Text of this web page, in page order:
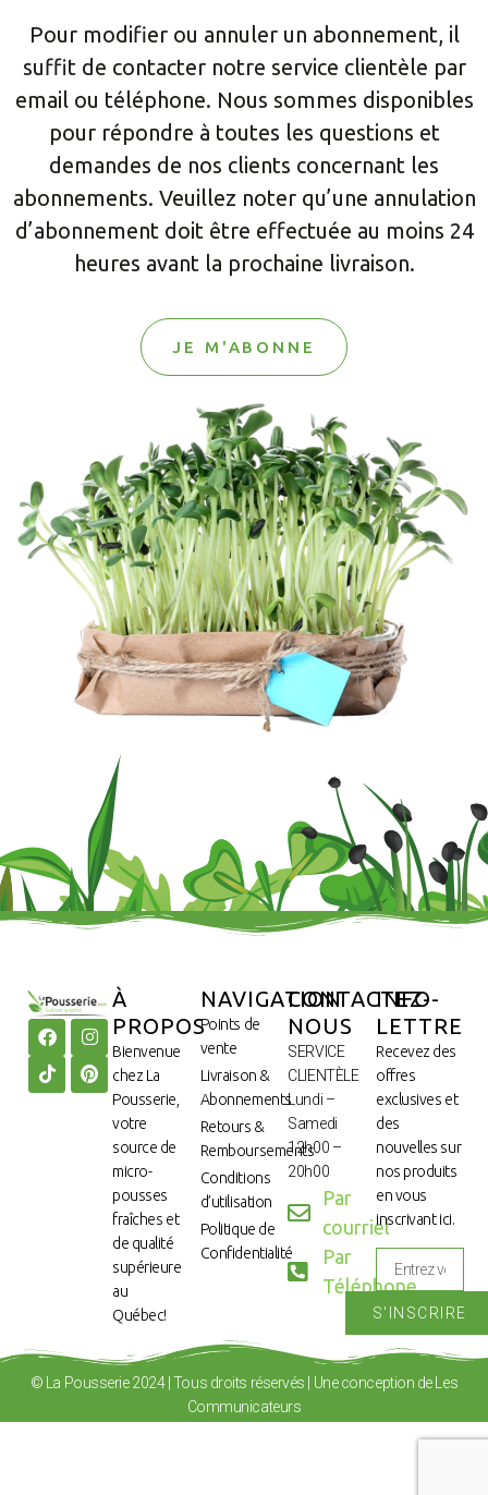
Pour modifier ou annuler un abonnement, il
suffit de contacter notre service clientèle par
email ou téléphone. Nous sommes disponibles
pour répondre à toutes les questions et
demandes de nos clients concernant les
abonnements. Veuillez noter qu’une annulation
d’abonnement doit être effectuée au moins 24
heures avant la prochaine livraison.
JE M'ABONNE
À
PROPOS
Bienvenue
chez La
Pousserie,
votre
source de
micro-
pousses
fraîches et
de qualité
supérieure
au
Québec!
NAVIGATION
Points de
vente
Livraison &
Abonnements
Retours &
Remboursements
Conditions
d’utilisation
Politique de
Confidentialité
CONTACTEZ-
NOUS
SERVICE
CLIENTÈLE
Lundi –
Samedi
12h00 –
20h00
Par
courriel
Par
Téléphone
INFO-
LETTRE
Recevez des
offres
exclusives et
des
nouvelles sur
nos produits
en vous
inscrivant ici.
S'INSCRIRE
© La Pousserie 2024 | Tous droits réservés | Une conception de Les
Communicateurs